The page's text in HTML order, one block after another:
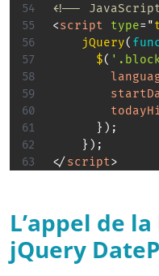
<!--
<script type= "
jQuery(
$(
} ) ;
} ) ;
</script>
L’appel de
jQuery